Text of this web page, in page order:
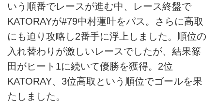
いう順番でレースが進む中、レース終盤で
KATORAYが#79中村蓮叶をパス。さらに高取
にも迫り攻略し2番手に浮上しました。順位の
入れ替わりが激しいレースでしたが、結果篠
田がヒート1に続いて優勝を獲得。2位
KATORAY、3位高取という順位でゴールを果
たしました。